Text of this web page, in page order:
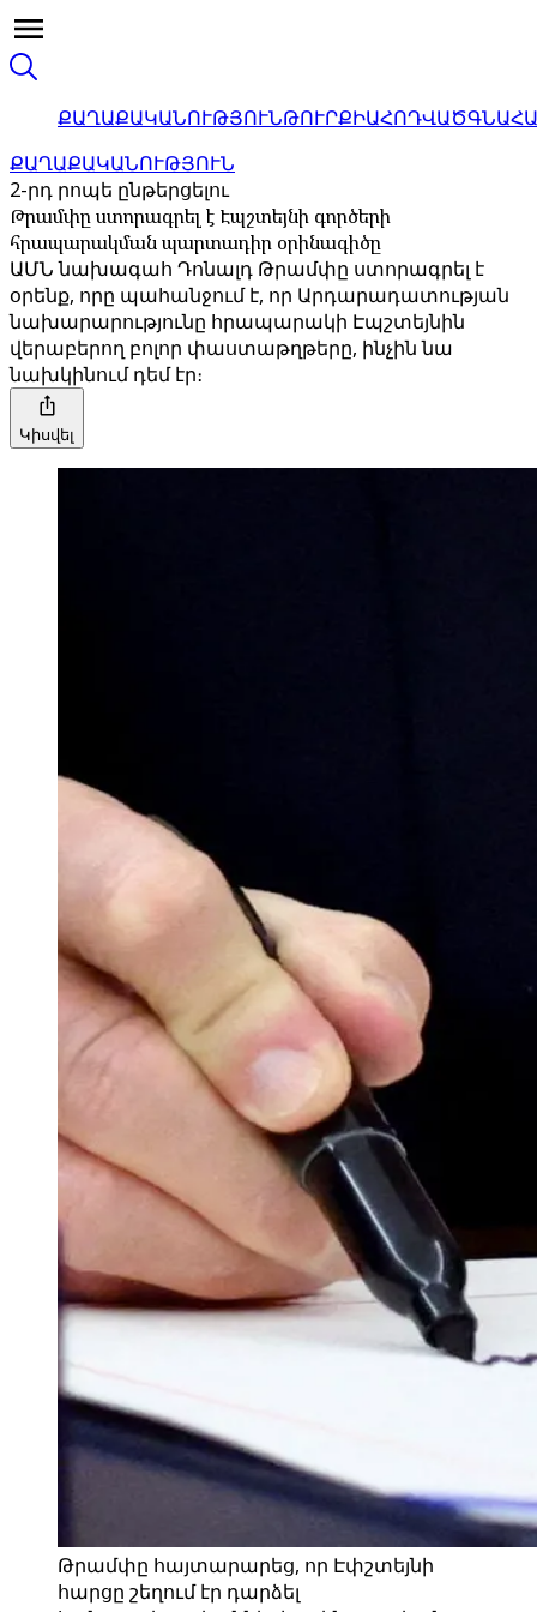
ՔԱՂԱՔԱԿԱՆՈՒԹՅՈՒՆԹՈՒՐՔԻԱՀՈԴՎԱԾ
ՔԱՂԱՔԱԿԱՆՈՒԹՅՈՒՆ
2-րդ րոպե ընթերցելու
Թրամփը ստորագրել է Էպշտեյնի գործերի
հրապարակման պարտադիր օրինագիծը
ԱՄՆ նախագահ Դոնալդ Թրամփը ստորագրել է
օրենք, որը պահանջում է, որ Արդարադատության
նախարարությունը հրապարակի Էպշտեյնին
վերաբերող բոլոր փաստաթղթերը, ինչին նա
նախկինում դեմ էր։
Կիսվել
Թրամփը հայտարարեց, որ Էփշտեյնի
հարցը շեղում էր դարձել